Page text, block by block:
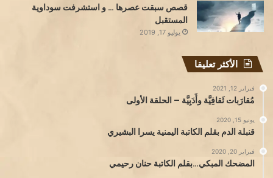
قصص سبقت عصرها … و استشرفت سوداوية
المستقبل
يوليو 17, 2019
الأكثر تعليقا
فبراير 12, 2021
مُقارَبات ثَقافِيَّة وأَدَبِيَّة – الحلقة الأولى
يونيو 15, 2020
قنبلة الدم بقلم الكاتبة اليمنية يسرا البشيري
فبراير 20, 2020
المضحك المبكي…بقلم الكاتبة حنان رحيمي